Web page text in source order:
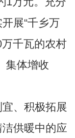
展“千乡万
千瓦的农村
集体增收
、积极拓展
供暖中的应